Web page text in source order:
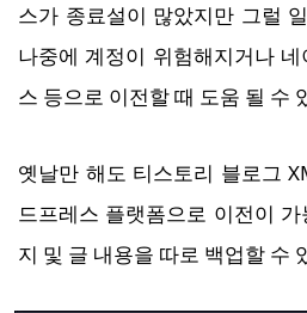
스가 종료설이 많았지만 그럴
나중에 계정이 위험해지거나
스 등으로 이전할 때 도움 될 수
옛날만 해도 티스토리 블로그
드프레스 플랫폼으로 이전이
지 및 글 내용을 따로 백업할 수